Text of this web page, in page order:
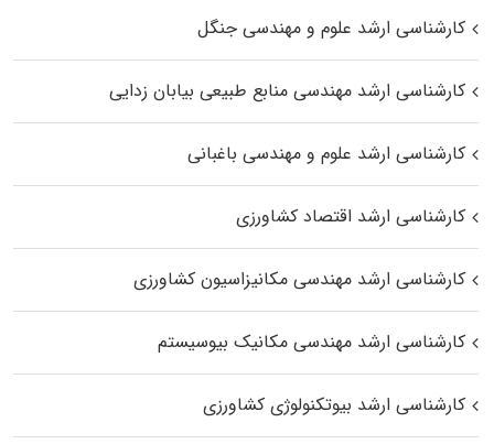
کارشناسی ارشد علوم و مهندسی جنگل
کارشناسی ارشد مهندسی منابع طبیعی بیابان زدایی
کارشناسی ارشد علوم و مهندسی باغبانی
کارشناسی ارشد اقتصاد کشاورزی
کارشناسی ارشد مهندسی مکانیزاسیون کشاورزی
کارشناسی ارشد مهندسی مکانیک بیوسیستم
کارشناسی ارشد بیوتکنولوژی کشاورزی